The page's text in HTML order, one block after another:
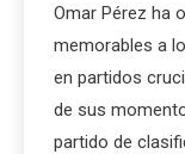
Omar Pérez ha
memorables a
en partidos
de sus
partido de